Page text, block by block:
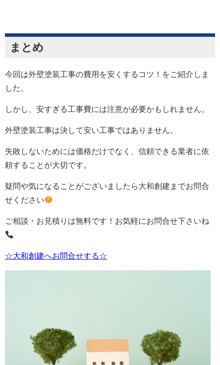
まとめ
今回は外壁塗装工事の費用を安くするコツ！をご紹介しま
した。
しかし、安すぎる工事費には注意が必要かもしれません。
外壁塗装工事は決して安い工事ではありません。
失敗しないためには価格だけでなく、信頼できる業者に依
頼することが大切です。
疑問や気になることがございましたら大和創建までお問合
せください
ご相談・お見積りは無料です！お気軽にお問合せ下さいね
☆大和創建へお問合せする☆